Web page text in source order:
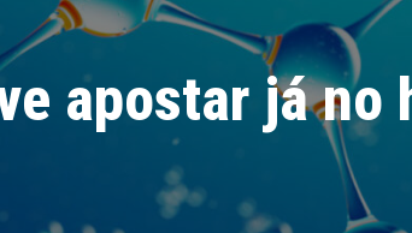
apostar já no